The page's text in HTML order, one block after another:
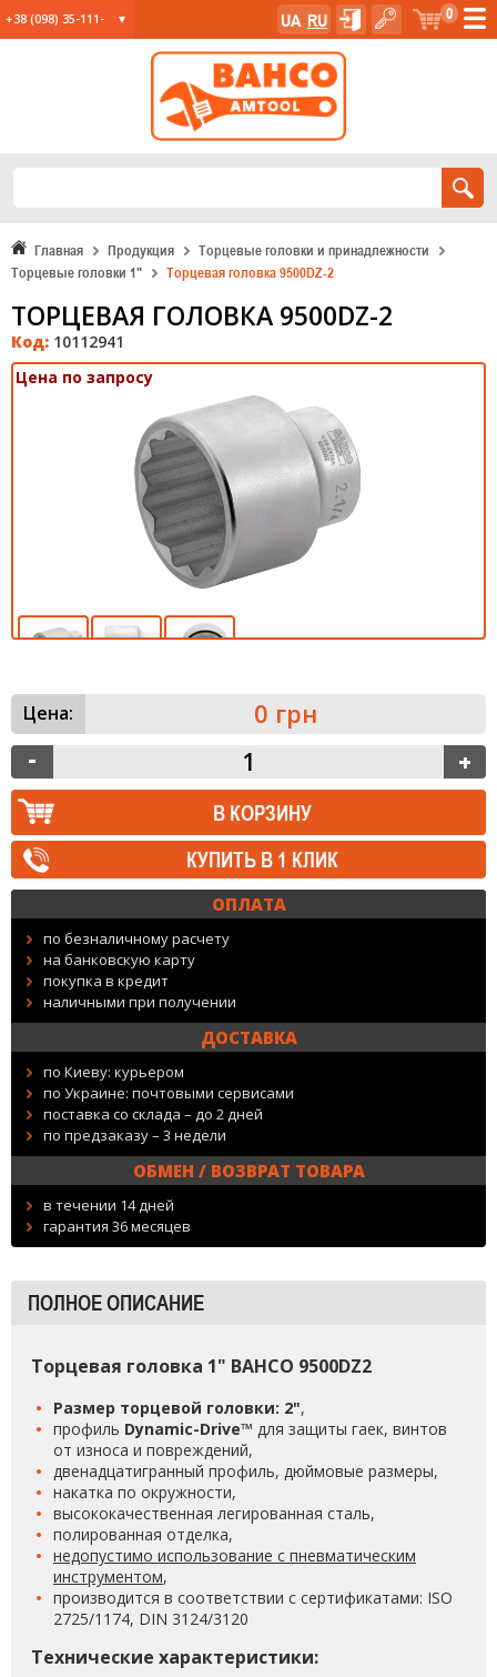
+38 (098) 35-111- 0
UA RU
Главная Продукция
Торцевые головки и принадлежности
Торцевые головки 1"
Торцевая головка 9500DZ-2
ТОРЦЕВАЯ ГОЛОВКА 9500DZ-2
Код: 10112941
Цена по запросу
Цена: 0 грн
КУПИТЬ В 1 КЛИК
ОПЛАТА
по безналичному расчету
на банковскую карту
покупка в кредит
наличными при получении
ДОСТАВКА
по Киеву: курьером
по Украине: почтовыми сервисами
поставка со склада – до 2 дней
по предзаказу – 3 недели
ОБМЕН / ВОЗВРАТ ТОВАРА
в течении 14 дней
гарантия 36 месяцев
ПОЛНОЕ ОПИСАНИЕ
Торцевая головка 1" BAHCO 9500DZ2
Размер торцевой головки: 2",
профиль Dynamic-Drive™ для защиты гаек, винтов
от износа и повреждений,
двенадцатигранный профиль, дюймовые размеры,
накатка по окружности,
высококачественная легированная сталь,
полированная отделка,
недопустимо использование с пневматическим
инструментом,
производится в соответствии с сертификатами: ISO
2725/1174, DIN 3124/3120
Технические характеристики: